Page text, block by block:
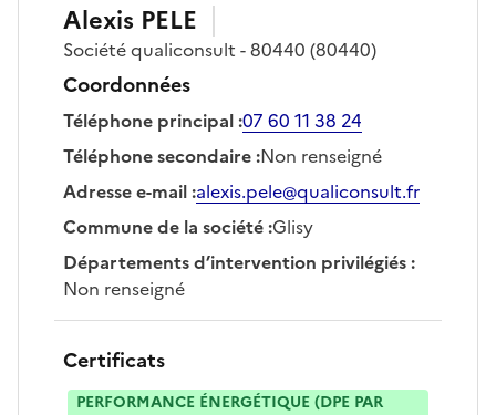
Alexis PELE
Sociétéqualiconsult - 80440 (80440)
Coordonnées
Téléphone principal:07 60 11 38 24
Téléphone secondaire:Non renseigné
Adresse e-mail:alexis.pele@qualiconsult.fr
Commune de la société:Glisy
Départements d’intervention privilégiés:
Non renseigné
Certificats
PERFORMANCE ÉNERGÉTIQUE (DPE PAR